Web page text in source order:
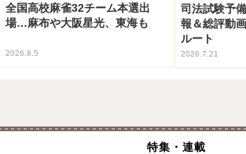
全国高校麻雀32チーム本選出
場…麻布や大阪星光、東海も
2026.8.5
司法試験予
報＆総評動
ルート
2026.7.21
特集・連載